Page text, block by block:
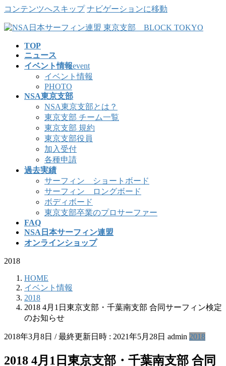
コンテンツへスキップ ナビゲーションに移動
TOP
ニュース
イベント情報event
イベント情報
PHOTO
NSA東京支部
NSA東京支部とは？
東京支部 チーム一覧
東京支部 規約
東京支部役員
加入受付
各種申請
過去実績
サーフィン ショートボード
サーフィン ロングボード
ボディボード
東京支部卒業のプロサーファー
FAQ
NSA日本サーフィン連盟
オンラインショップ
2018
HOME
イベント情報
2018
2018 4月1日東京支部・千葉南支部 合同サーフィン検定
のお知らせ
2018年3月8日 / 最終更新日時 : 2021年5月28日 admin 2018
2018 4月1日東京支部・千葉南支部 合同